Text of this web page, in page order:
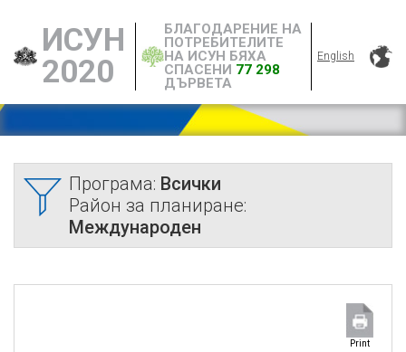
ИСУН
2020
БЛАГОДАРЕНИЕ НА
ПОТРЕБИТЕЛИТЕ
НА ИСУН БЯХА
СПАСЕНИ 77 298
ДЪРВЕТА
English
Програма: Всички
Район за планиране:
Международен
Print